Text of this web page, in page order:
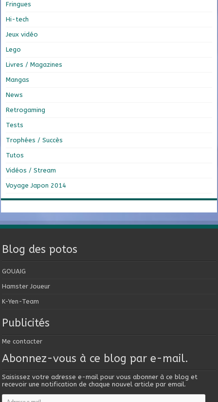
Fringues
Hi-tech
Jeux vidéo
Lego
Livres / Magazines
Mangas
News
Retrogaming
Tests
Trophées / Succès
Tutos
Vidéos / Stream
Voyage Japon 2014
Blog des potos
GOUAIG
Hamster Joueur
K-Yen-Team
Publicités
Me contacter
Abonnez-vous à ce blog par e-mail.
Saisissez votre adresse e-mail pour vous abonner à ce blog et
recevoir une notification de chaque nouvel article par email.
Adresse